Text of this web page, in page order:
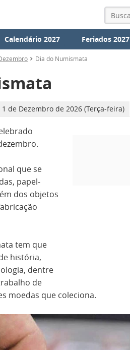
Calendário 2027 Feriados 2027
Dia do Numismata
1 de Dezembro de 2026 (Terça-feira)
que se
papel-
dos objetos
tem que
história,
dentre
de
moedas que coleciona.